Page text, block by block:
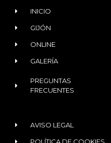
INICIO
GIJÓN
ONLINE
GALERÍA
PREGUNTAS
FRECUENTES
AVISO LEGAL